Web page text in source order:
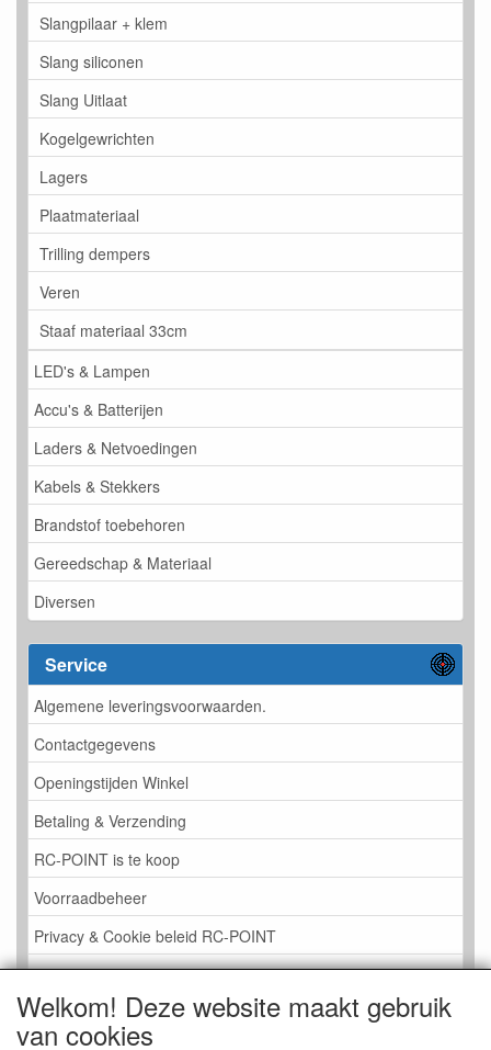
Slangpilaar + klem
Slang siliconen
Slang Uitlaat
Kogelgewrichten
Lagers
Plaatmateriaal
Trilling dempers
Veren
Staaf materiaal 33cm
LED's & Lampen
Accu's & Batterijen
Laders & Netvoedingen
Kabels & Stekkers
Brandstof toebehoren
Gereedschap & Materiaal
Diversen
Service
Algemene leveringsvoorwaarden.
Contactgegevens
Openingstijden Winkel
Betaling & Verzending
RC-POINT is te koop
Voorraadbeheer
Privacy & Cookie beleid RC-POINT
LINK PAGINA
Gastenboek RC-POINT
Welkom! Deze website maakt gebruik
van cookies